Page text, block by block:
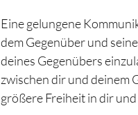
Eine gelungene
dem Gegenüber und
deines Gegenübers
zwischen dir und deinem
größere Freiheit in dir